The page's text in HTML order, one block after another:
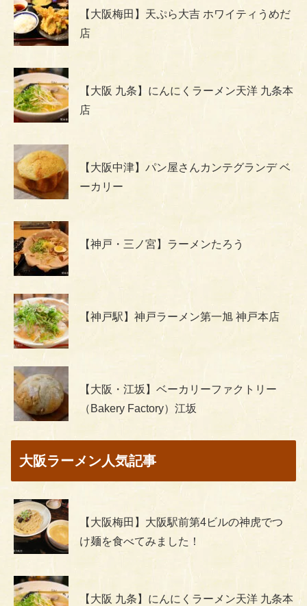
【大阪梅田】天ぷら大吉 ホワイティうめだ
店
【大阪 九条】にんにくラーメン天洋 九条本
店
【大阪中津】パン屋さんカンテグランデ ベ
ーカリー
【神戸・三ノ宮】ラーメンたろう
【神戸駅】神戸ラーメン第一旭 神戸本店
【大阪・江坂】ベーカリーファクトリー
（Bakery Factory）江坂
大阪ラーメン人気記事
【大阪梅田】大阪駅前第4ビルの神虎でつ
け麺を食べてみました！
【大阪 九条】にんにくラーメン天洋 九条本